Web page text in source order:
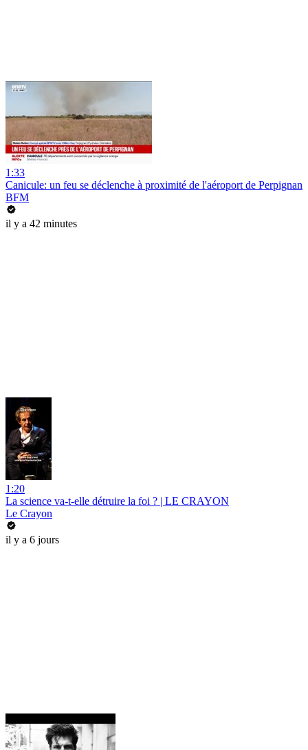
1:33
Canicule: un feu se déclenche à proximité de l'aéroport de Perpignan
BFM
il y a 42 minutes
1:20
La science va-t-elle détruire la foi ? | LE CRAYON
Le Crayon
il y a 6 jours